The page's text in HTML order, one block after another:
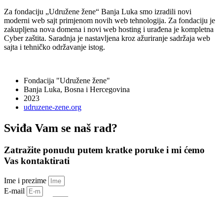
Za fondaciju „Udružene žene“ Banja Luka smo izradili novi
moderni web sajt primjenom novih web tehnologija. Za fondaciju je
zakupljena nova domena i novi web hosting i urađena je kompletna
Cyber zaštita. Saradnja je nastavljena kroz ažuriranje sadržaja web
sajta i tehničko održavanje istog.
Fondacija "Udružene žene"
Banja Luka, Bosna i Hercegovina
2023
udruzene-zene.org
Sviđa Vam se naš rad?
Zatražite ponudu putem kratke poruke i mi ćemo
Vas kontaktirati
Ime i prezime
E-mail